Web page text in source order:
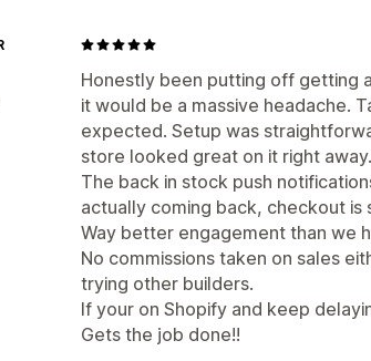
Honestly been putting off getting
it would be a massive headache.
expected. Setup was
store looked great on it right away.
The back in stock push
actually coming back, checkout
Way better engagement than we
No commissions taken on sales
trying other builders.
If your on Shopify and keep
Gets the job done!!